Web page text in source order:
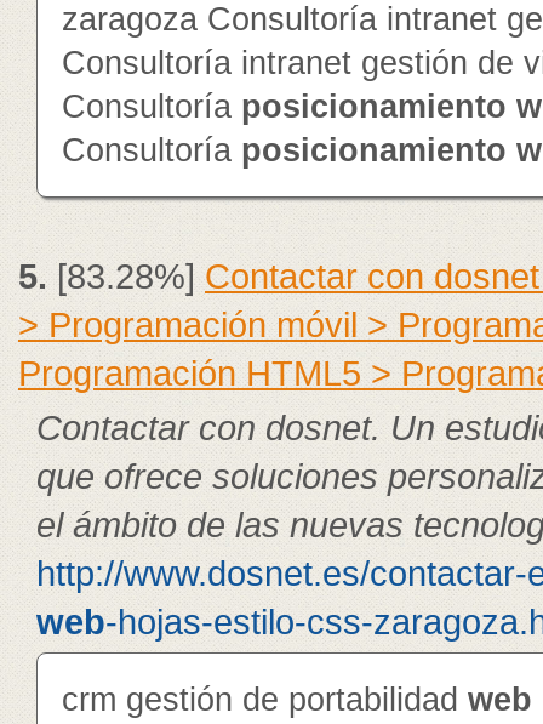
zaragoza Consultoría intranet
Consultoría intranet gestión de
Consultoría posicionamiento
Consultoría posicionamiento
5. [83.28%]Contactar con
> Programación móvil >
Programación HTML5 >
Contactar con dosnet. Un
que ofrece soluciones
el ámbito de las nuevas
http://www.dosnet.es/
web-hojas-estilo-css-
crm gestión de portabilidad web